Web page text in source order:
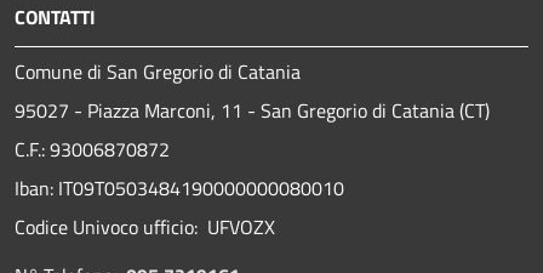
CONTATTI
Comune di San Gregorio di Catania
95027 - Piazza Marconi, 11 - San Gregorio di Catania (CT)
C.F.: 93006870872
Iban: IT09T0503484190000000080010
Codice Univoco ufficio: UFVOZX